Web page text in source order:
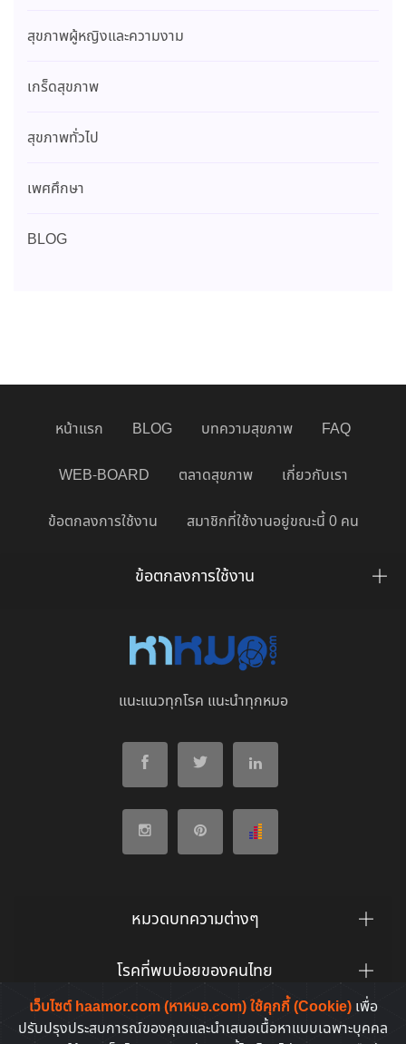
สุขภาพผู้หญิงและความงาม
เกร็ดสุขภาพ
สุขภาพทั่วไป
เพศศึกษา
BLOG
เว็บไซต์ haamor.com (หาหมอ.com) ใช้คุกกี้ (Cookie) เพื่อ
ปรับปรุงประสบการณ์ของคุณและนำเสนอเนื้อหาแบบเฉพาะบุคคล
หน้าแรก BLOG บทความสุขภาพ FAQ
WEB-BOARD ตลาดสุขภาพ เกี่ยวกับเรา
ข้อตกลงการใช้งาน สมาชิกที่ใช้งานอยู่ขณะนี้ 0 คน
ข้อตกลงการใช้งาน
แนะแนวทุกโรค แนะนำทุกหมอ
หมวดบทความต่างๆ
โรคที่พบบ่อยของคนไทย
ยาที่คนไทยค้นหาบ่อย